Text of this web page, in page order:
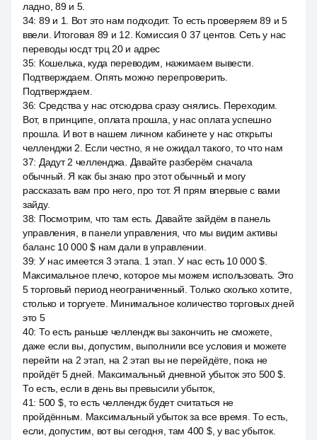
ладно, 89 и 5.
34: 89 и 1. Вот это нам подходит. То есть проверяем 89 и 5
ввели. Итоговая 89 и 12. Комиссия 0 37 центов. Сеть у нас
переводы юсдт трц 20 и адрес
35: Кошелька, куда переводим, нажимаем вывести.
Подтверждаем. Опять можно перепроверить.
Подтверждаем.
36: Средства у нас отсюдова сразу снялись. Переходим.
Вот, в принципе, оплата прошла, у нас оплата успешно
прошла. И вот в нашем личном кабинете у нас открыты
челленджи 2. Если честно, я не ожидал такого, то что нам
37: Дадут 2 челленджа. Давайте разберём сначала
обычный. Я как бы знаю про этот обычный и могу
рассказать вам про него, про тот. Я прям впервые с вами
зайду.
38: Посмотрим, что там есть. Давайте зайдём в панель
управления, в панели управления, что мы видим активы
баланс 10 000 $ нам дали в управлении.
39: У нас имеется 3 этапа. 1 этап. У нас есть 10 000 $.
Максимальное плечо, которое мы можем использовать. Это
5 торговый период неограниченный. Только сколько хотите,
столько и торгуете. Минимальное количество торговых дней
это 5
40: То есть раньше челлендж вы закончить не сможете,
даже если вы, допустим, выполнили все условия и можете
перейти на 2 этап, на 2 этап вы не перейдёте, пока не
пройдёт 5 дней. Максимальный дневной убыток это 500 $.
То есть, если в день вы превысили убыток,
41: 500 $, то есть челлендж будет считаться не
пройдённым. Максимальный убыток за все время. То есть,
если, допустим, вот вы сегодня, там 400 $, у вас убыток.